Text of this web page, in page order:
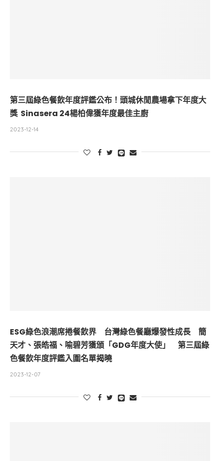
第三屆綠色餐飲年度評鑑公布！頭城休閒農場拿下年度大
獎 Sinasera 24楊柏偉獲年度最佳主廚
2023-12-14
ESG綠色浪潮席捲餐飲界 台灣綠色餐廳爆發性成長 簡
天才、張皓福、喻碧芳獲頒「GDG年度大使」 第三屆綠
色餐飲年度評鑑入圍名單揭曉
2023-12-07